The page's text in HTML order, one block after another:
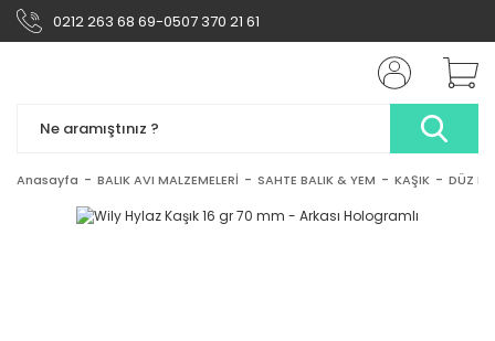
0212 263 68 69-0507 370 21 61
Anasayfa BALIK AVI MALZEMELERİ SAHTE BALIK & YEM KAŞIK DÜZ